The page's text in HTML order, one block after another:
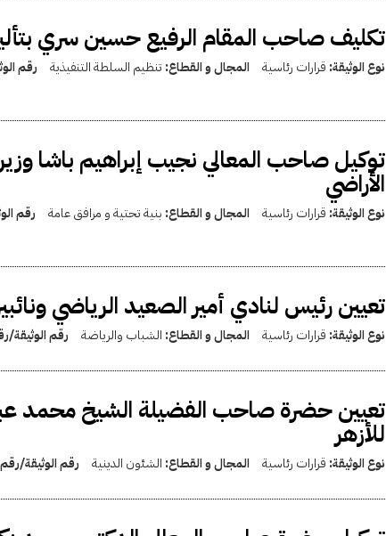
تكليف صاحب المقام الرفيع حسين سري
نوع الوثيقة: قرارات رئاسية المجال و القطاع: تنظيم السلطة التنفيذية رقم
توكيل صاحب المعالي نجيب إبراهيم باشا
الأراضي
نوع الوثيقة: قرارات رئاسية المجال و القطاع: بنية تحتية و مرافق عامة رقم
تعيين رئيس لنادي أمير الصعيد الرياضي
نوع الوثيقة: قرارات رئاسية المجال و القطاع: الشباب والرياضة رقم
تعيين حضرة صاحب الفضيلة الشيخ محمد
للأزهر
نوع الوثيقة: قرارات رئاسية المجال و القطاع: الشئون الدينية رقم الوثيقة/